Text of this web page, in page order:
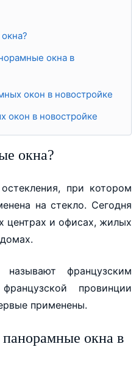
окна в
окон в новостройке
окон в новостройке
окна?
при котором
на стекло. Сегодня
центрах и офисах, жилых
французским
провинции
применены.
панорамные окна в